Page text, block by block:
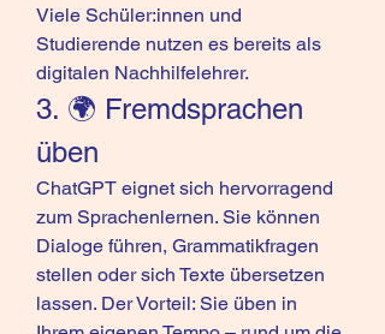
Viele Schüler:innen und
Studierende nutzen es bereits als
digitalen Nachhilfelehrer.
3. 🌍 Fremdsprachen
üben
ChatGPT eignet sich hervorragend
zum Sprachenlernen. Sie können
Dialoge führen, Grammatikfragen
stellen oder sich Texte übersetzen
lassen. Der Vorteil: Sie üben in